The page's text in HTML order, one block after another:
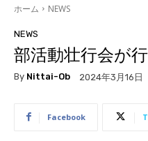
ホーム NEWS
NEWS
部活動壮行会が
By Nittai-Ob 2024年3月16日
Facebook